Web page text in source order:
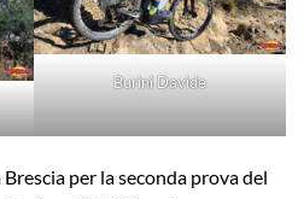
Burini Davide
per la seconda prova del